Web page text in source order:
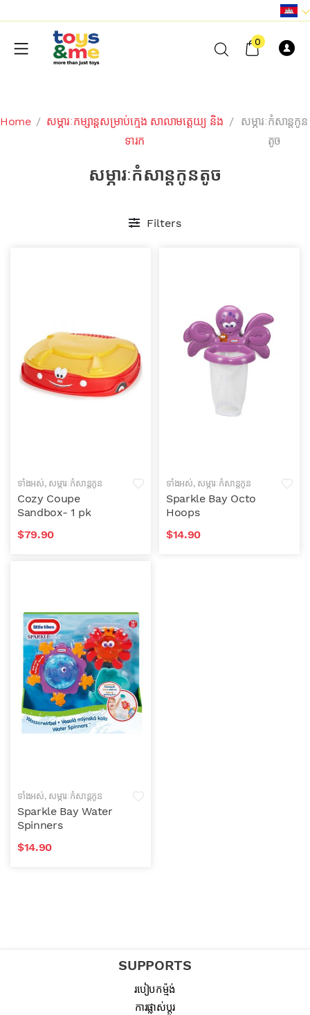
0
Home / សម្ភារៈកម្សាន្តសម្រាប់ក្មេង សាលាមត្តេយ្យ និង
ទារក
/
សម្ភារៈកំសាន្តកូន
តូច
សម្ភារៈកំសាន្តកូនតូច
Filters
ទាំងអស់, សម្ភារៈកំសាន្តកូន
តូច
Cozy Coupe
Sandbox- 1 pk
$79.90
ទាំងអស់, សម្ភារៈកំសាន្តកូន
តូច
Sparkle Bay Octo
Hoops
$14.90
ទាំងអស់, សម្ភារៈកំសាន្តកូន
តូច
Sparkle Bay Water
Spinners
$14.90
SUPPORTS
របៀបកម្ម៉ង់
ការផ្លាស់ប្តូរ